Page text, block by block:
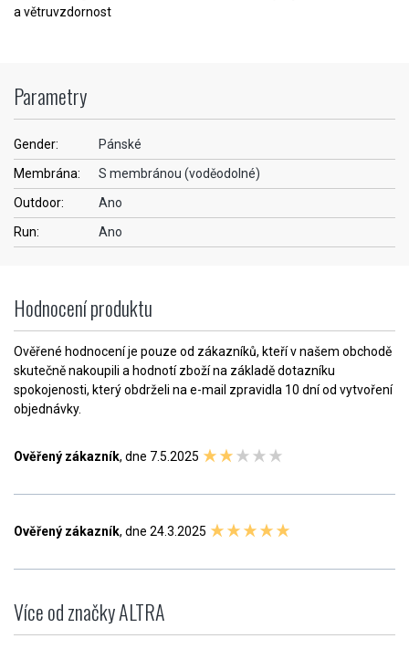
a větruvzdornost
Parametry
Gender:
Pánské
Membrána:
S membránou (voděodolné)
Outdoor:
Ano
Run:
Ano
Hodnocení produktu
Ověřené hodnocení je pouze od zákazníků, kteří v našem obchodě
skutečně nakoupili a hodnotí zboží na základě dotazníku
spokojenosti, který obdrželi na e-mail zpravidla 10 dní od vytvoření
objednávky.
Ověřený zákazník, dne 7.5.2025
Ověřený zákazník, dne 24.3.2025
Více od značky ALTRA